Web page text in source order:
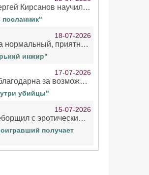
Если бы Сергей Кирсанов научился не сглатывать каждые 1-2 минуты слюну, так что слышно в микрофоне и, что вызывает отвращение, то мелжно было бы слушать.
посланник"
18-07-2026
Голос чтеца нормальный, приятный тембр. Мне очень понравилось озвучивание рассказа. Очень странный отзыв Надежды. Может у неё что-то с нервами?
инжир"
17-07-2026
Я конечно благодарна за возможность бесплатно слушать книги даже новинки , но чтение этой книги просто ужасно
убийцы"
15-07-2026
Автор переборщил с эротическими сценами. Похоже, с этим у него проблемы.
получает